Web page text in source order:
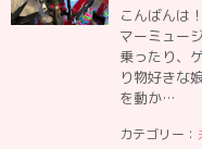
こんばんは
マーミュー
乗ったり、
り物好きな
を動か…
カテゴリー：